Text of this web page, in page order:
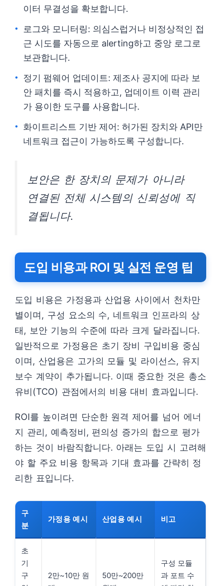
이터 무결성을 확보합니다.
로그와 모니터링: 의심스럽거나 비정상적인 접
근 시도를 자동으로 alerting하고 중앙 로그로
보관합니다.
정기 펌웨어 업데이트: 제조사 공지에 따라 보
안 패치를 즉시 적용하고, 업데이트 이력 관리
가 용이한 도구를 사용합니다.
화이트리스트 기반 제어: 허가된 장치와 API만
네트워크 접근이 가능하도록 구성합니다.
보안은 한 장치의 문제가 아니라
연결된 전체 시스템의 신뢰성에 직
결됩니다.
도입 비용과 ROI 및 실전 운영 팁
도입 비용은 가정용과 산업용 사이에서 천차만
별이며, 구성 요소의 수, 네트워크 인프라의 상
태, 보안 기능의 수준에 따라 크게 달라집니다.
일반적으로 가정용은 초기 장비 구입비용 중심
이며, 산업용은 고가의 모듈 및 라이선스, 유지
보수 계약이 추가됩니다. 이때 중요한 것은 총소
유비(TCO) 관점에서의 비용 대비 효과입니다.
ROI를 높이려면 단순한 원격 제어를 넘어 에너
지 관리, 예측정비, 편의성 증가의 합으로 평가
하는 것이 바람직합니다. 아래는 도입 시 고려해
야 할 주요 비용 항목과 기대 효과를 간략히 정
리한 표입니다.
구
분
가정용 예시 산업용 예시 비고
초
기
구
2만~10만 원
50만~200만
구성 모듈
과 포트 수